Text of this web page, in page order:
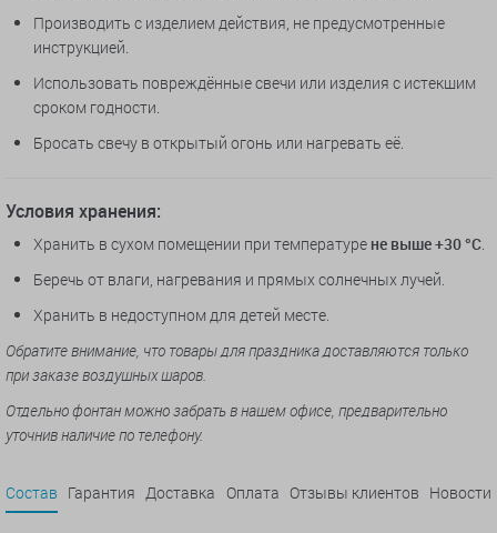
Производить с изделием действия, не предусмотренные
инструкцией.
Использовать повреждённые свечи или изделия с истекшим
сроком годности.
Бросать свечу в открытый огонь или нагревать её.
Условия хранения:
Хранить в сухом помещении при температуре не выше +30 °C.
Беречь от влаги, нагревания и прямых солнечных лучей.
Хранить в недоступном для детей месте.
Обратите внимание, что товары для праздника доставляются только
при заказе воздушных шаров.
Отдельно фонтан можно забрать в нашем офисе, предварительно
уточнив наличие по телефону.
Состав Гарантия Доставка Оплата Отзывы клиентов Новости